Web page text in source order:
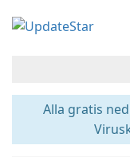
Alla gratis